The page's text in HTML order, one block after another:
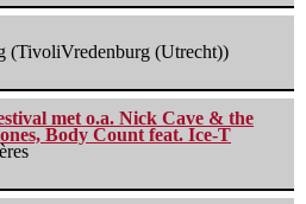
(TivoliVredenburg (Utrecht))
met o.a. Nick Cave & the
Body Count feat. Ice-T